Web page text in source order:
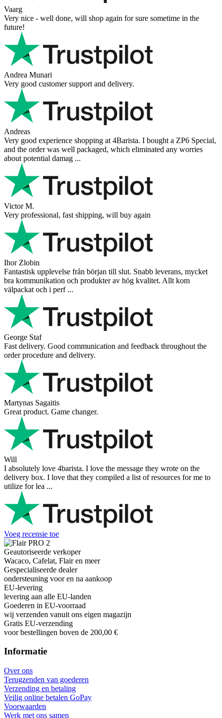
Vaarg
Very nice - well done, will shop again for sure sometime in the
future!
Andrea Munari
Very good customer support and delivery.
Andreas
Very good experience shopping at 4Barista. I bought a ZP6 Special,
and the order was well packaged, which eliminated any worries
about potential damag ...
Victor M.
Very professional, fast shipping, will buy again
Ihor Zlobin
Fantastisk upplevelse från början till slut. Snabb leverans, mycket
bra kommunikation och produkter av hög kvalitet. Allt kom
välpackat och i perf ...
George Staf
Fast delivery. Good communication and feedback throughout the
order procedure and delivery.
Martynas Sagaitis
Great product. Game changer.
Will
I absolutely love 4barista. I love the message they wrote on the
delivery box. I love that they compiled a list of resources for me to
utilize for lea ...
Voeg recensie toe
Geautoriseerde verkoper
Wacaco, Cafelat, Flair en meer
Gespecialiseerde dealer
ondersteuning voor en na aankoop
EU-levering
levering aan alle EU-landen
Goederen in EU-voorraad
wij verzenden vanuit ons eigen magazijn
Gratis EU-verzending
voor bestellingen boven de 200,00 €
Informatie
Over ons
Terugzenden van goederen
Verzending en betaling
Veilig online betalen GoPay
Voorwaarden
Werk met ons samen